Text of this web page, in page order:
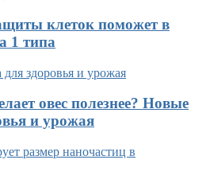
клеток поможет в
1 типа
овес полезнее? Новые
и урожая